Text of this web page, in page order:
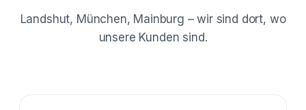
Landshut, München, Mainburg – wir sind dort, wo
unsere Kunden sind.